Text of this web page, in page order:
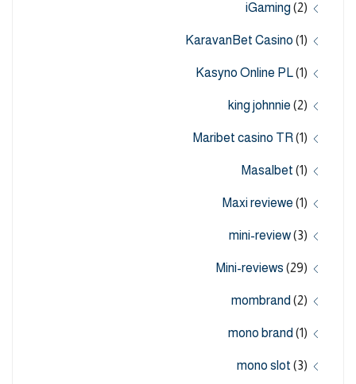
iGaming (2)
KaravanBet Casino (1)
Kasyno Online PL(1)
king johnnie (2)
Maribet casino TR(1)
Masalbet (1)
Maxi reviewe (1)
mini-review(3)
Mini-reviews (29)
mombrand (2)
mono brand (1)
mono slot (3)